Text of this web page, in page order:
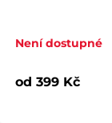
Není dostupné
od 399 Kč